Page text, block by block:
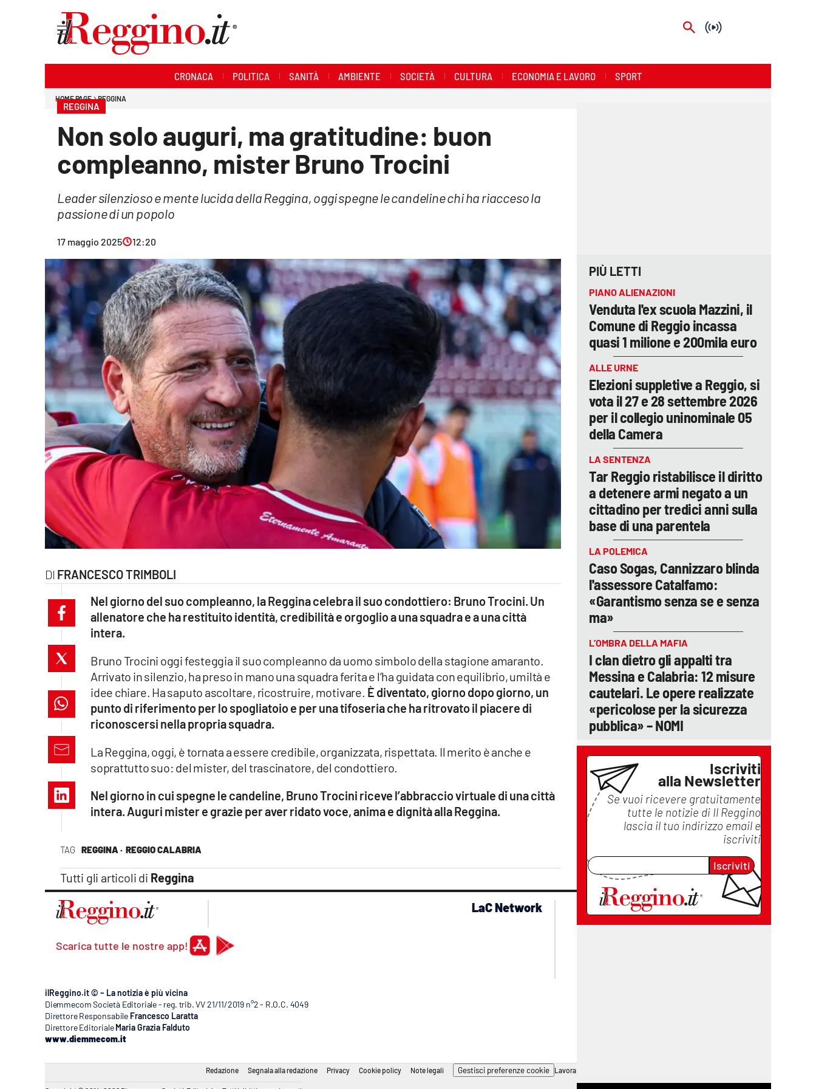
Streaming
Lac Network
cosenzachannel.it
catanzarochannel.it
lacapitalenews.it
Vai
CRONACA POLITICA SANITÀ AMBIENTE SOCIETÀ CULTURA ECONOMIA E LAVORO SPORT
HOME PAGE REGGINA
REGGINA
Non solo auguri, ma gratitudine: buon
compleanno, mister Bruno Trocini
Leader silenzioso e mente lucida della Reggina, oggi spegne le candeline chi ha riacceso la
passione di un popolo
17 maggio 2025 12:20
FRANCESCO TRIMBOLI
TAG REGGINA · REGGIO CALABRIA
Tutti gli articoli di Reggina
Nel giorno del suo compleanno, la Reggina celebra il suo condottiero: Bruno Trocini. Un
allenatore che ha restituito identità, credibilità e orgoglio a una squadra e a una città
intera.
Bruno Trocini oggi festeggia il suo compleanno da uomo simbolo della stagione amaranto.
Arrivato in silenzio, ha preso in mano una squadra ferita e l’ha guidata con equilibrio, umiltà e
idee chiare. Ha saputo ascoltare, ricostruire, motivare. È diventato, giorno dopo giorno, un
punto di riferimento per lo spogliatoio e per una tifoseria che ha ritrovato il piacere di
riconoscersi nella propria squadra.
La Reggina, oggi, è tornata a essere credibile, organizzata, rispettata. Il merito è anche e
soprattutto suo: del mister, del trascinatore, del condottiero.
Nel giorno in cui spegne le candeline, Bruno Trocini riceve l’abbraccio virtuale di una città
intera. Auguri mister e grazie per aver ridato voce, anima e dignità alla Reggina.
PIÙ LETTI
PIANO ALIENAZIONI
Venduta l'ex scuola Mazzini, il
Comune di Reggio incassa
quasi 1 milione e 200mila euro
ALLE URNE
Elezioni suppletive a Reggio, si
vota il 27 e 28 settembre 2026
per il collegio uninominale 05
della Camera
LA SENTENZA
Tar Reggio ristabilisce il diritto
a detenere armi negato a un
cittadino per tredici anni sulla
base di una parentela
LA POLEMICA
Caso Sogas, Cannizzaro blinda
l'assessore Catalfamo:
«Garantismo senza se e senza
ma»
L’OMBRA DELLA MAFIA
I clan dietro gli appalti tra
Messina e Calabria: 12 misure
cautelari. Le opere realizzate
«pericolose per la sicurezza
pubblica» – NOMI
Iscriviti
alla Newsletter
Se vuoi ricevere gratuitamente
tutte le notizie di Il Reggino
lascia il tuo indirizzo email e
iscriviti
Iscriviti
Scarica tutte le nostre app!
LaC Network
lacplay.it
lacitymag.it
ilReggino.it © – La notizia è più vicina
Diemmecom Società Editoriale - reg. trib. VV 21/11/2019 n°2 - R.O.C. 4049
Direttore Responsabile Francesco Laratta
Direttore Editoriale Maria Grazia Falduto
www.diemmecom.it
Redazione Segnala alla redazione Privacy Cookie policy Note legali Gestisci preferenze cookie Lavora con noi